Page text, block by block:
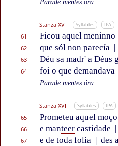
Parade mentes óra...
Stanza XV Syllables IPA
61 Ficou aquel meninno
62 que sól non parecía |
63 Déu sa madr' a Déus
64 foi o que demandava
Parade mentes óra...
Stanza XVI Syllables IPA
65 Prometeu aquel moço
66 e manteer castidade |
67 e de toda folía | des